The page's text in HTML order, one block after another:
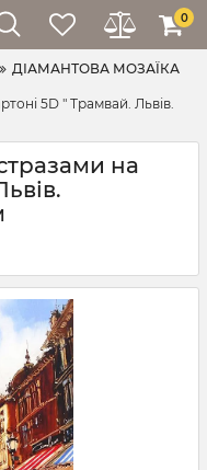
0
ДІАМАНТОВА МОЗАЇКА
5D " Трамвай. Львів.
на